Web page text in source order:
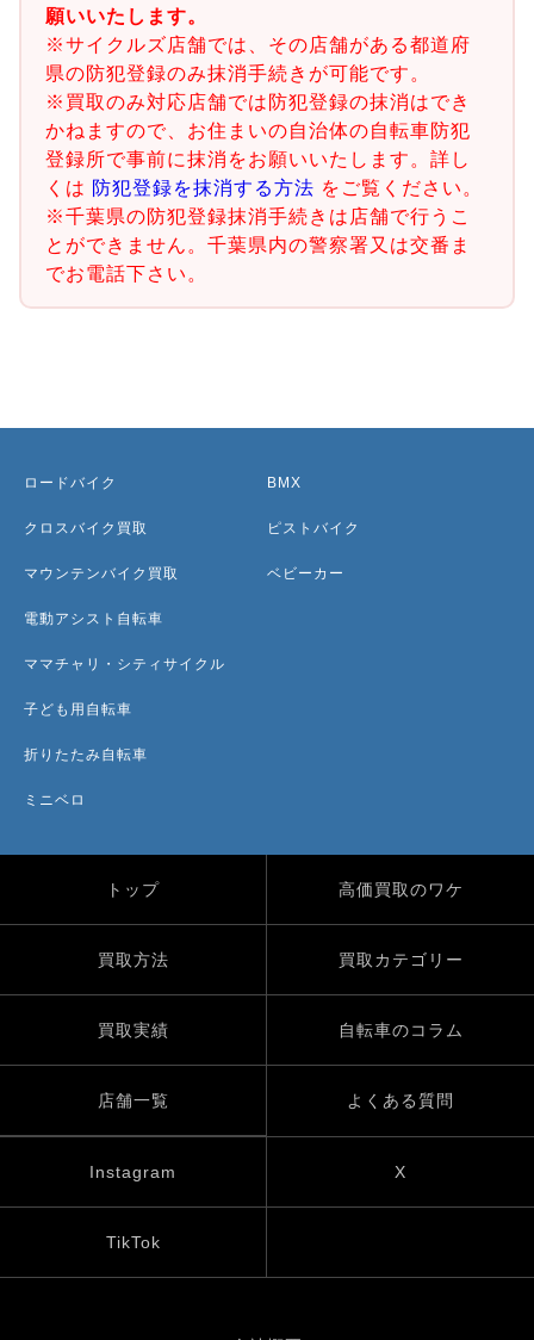
願いいたします。
※サイクルズ店舗では、その店舗がある都道府
県の防犯登録のみ抹消手続きが可能です。
※買取のみ対応店舗では防犯登録の抹消はでき
かねますので、お住まいの自治体の自転車防犯
登録所で事前に抹消をお願いいたします。詳し
くは 防犯登録を抹消する方法 をご覧ください。
※千葉県の防犯登録抹消手続きは店舗で行うこ
とができません。千葉県内の警察署又は交番ま
でお電話下さい。
ロードバイク
クロスバイク買取
マウンテンバイク買取
電動アシスト自転車
ママチャリ・シティサイクル
子ども用自転車
折りたたみ自転車
ミニベロ
BMX
ピストバイク
ベビーカー
トップ 高価買取のワケ
買取方法 買取カテゴリー
買取実績 自転車のコラム
店舗一覧 よくある質問
Instagram X
TikTok